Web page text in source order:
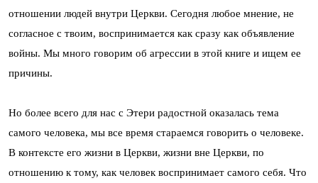
отношении людей внутри Церкви. Сегодня любое мнение, не
согласное с твоим, воспринимается как сразу как объявление
войны. Мы много говорим об агрессии в этой книге и ищем ее
причины.
Но более всего для нас с Этери радостной оказалась тема
самого человека, мы все время стараемся говорить о человеке.
В контексте его жизни в Церкви, жизни вне Церкви, по
отношению к тому, как человек воспринимает самого себя. Что